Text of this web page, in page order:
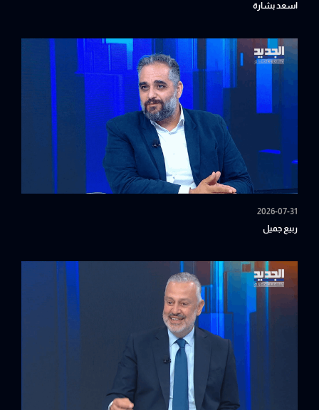
اسعد بشارة
2026-07-31
ربيع جميل